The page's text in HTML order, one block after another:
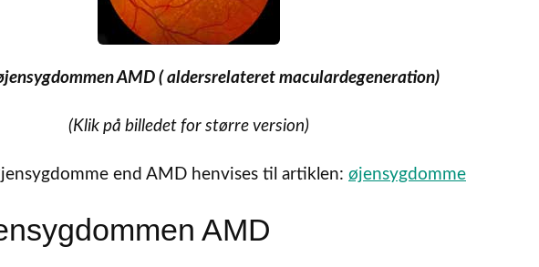
AMD ( aldersrelateret maculardegeneration)
(Klik på billedet for større version)
end AMD henvises til artiklen: øjensygdomme
AMD